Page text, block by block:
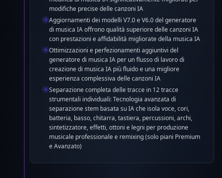
su tutta la piattaforma del generatore di musica IA per
una migliore esperienza di creazione di musica IA.
modifiche precise delle canzoni IA
Aggiornamenti dei modelli V7.0 e V6.0 del generatore
di musica IA offrono qualità superiore delle canzoni IA
con prestazioni e affidabilità migliorate della musica IA
Ottimizzazioni e perfezionamenti aggiuntivi del
generatore di musica IA per un flusso di lavoro di
creazione di musica IA più fluido e una migliore
esperienza complessiva delle canzoni IA
Separazione completa delle tracce in 12 tracce
strumentali individuali: Tecnologia avanzata di
separazione stem basata su IA che isola voce, cori,
batteria, basso, chitarra, tastiera, percussioni, archi,
sintetizzatore, effetti, ottoni e legni per produzione
musicale professionale e remixing (solo piani Premium
e Avanzato)